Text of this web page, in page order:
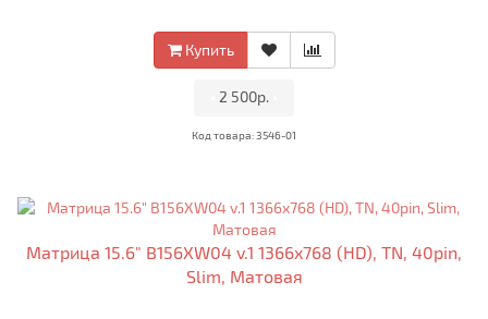
Купить
2 500р.
Код товара: 3546-01
Матрица 15.6" B156XW04 v.1 1366x768 (HD), TN, 40pin,
Slim, Матовая